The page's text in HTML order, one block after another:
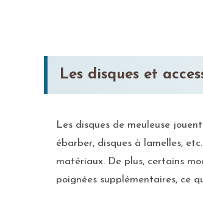
Les disques et
Les disques de meuleuse
ébarber, disques à lamelles,
matériaux. De plus, certains
poignées supplémentaires, ce